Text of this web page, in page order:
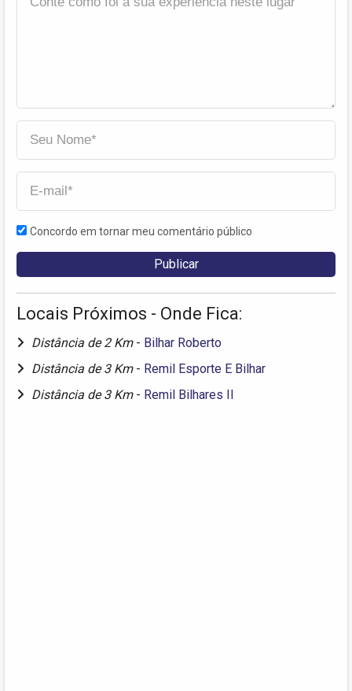
Concordo em tornar meu comentário público
Locais Próximos - Onde Fica:
Distância de 2 Km - Bilhar Roberto
Distância de 3 Km - Remil Esporte E Bilhar
Distância de 3 Km - Remil Bilhares II